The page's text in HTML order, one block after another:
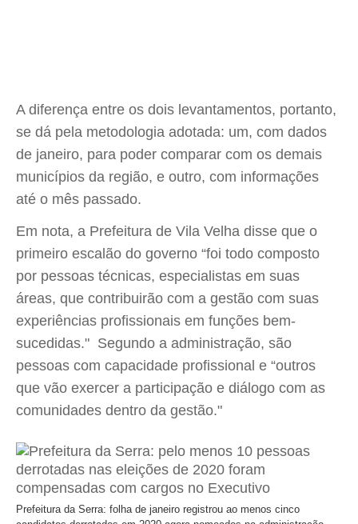
A diferença entre os dois levantamentos, portanto,
se dá pela metodologia adotada: um, com dados
de janeiro, para poder comparar com os demais
municípios da região, e outro, com informações
até o mês passado.
Em nota, a Prefeitura de Vila Velha disse que o
primeiro escalão do governo “foi todo composto
por pessoas técnicas, especialistas em suas
áreas, que contribuirão com a gestão com suas
experiências profissionais em funções bem-
sucedidas." Segundo a administração, são
pessoas com capacidade profissional e “outros
que vão exercer a participação e diálogo com as
comunidades dentro da gestão."
Prefeitura da Serra: folha de janeiro registrou ao menos cinco